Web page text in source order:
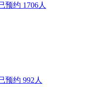
预约 1706人
预约 992人